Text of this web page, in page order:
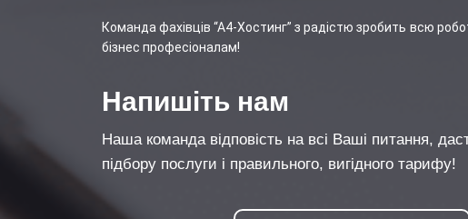
Команда фахівців “А4-Хостинг” з радістю зробить всю
бізнес професіоналам!
Напишіть нам
Наша команда відповість на всі Ваші питання,
підбору послуги і правильного, вигідного тарифу!